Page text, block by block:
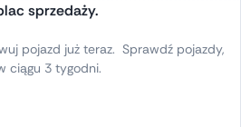
sprzedaży.
pojazd już teraz. Sprawdź pojazdy,
ciągu 3 tygodni.